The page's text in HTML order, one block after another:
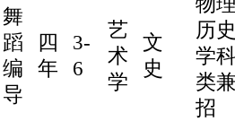
舞
蹈
编
导
四
年
3-
6
艺
术
学
文
史
历
学
类
招